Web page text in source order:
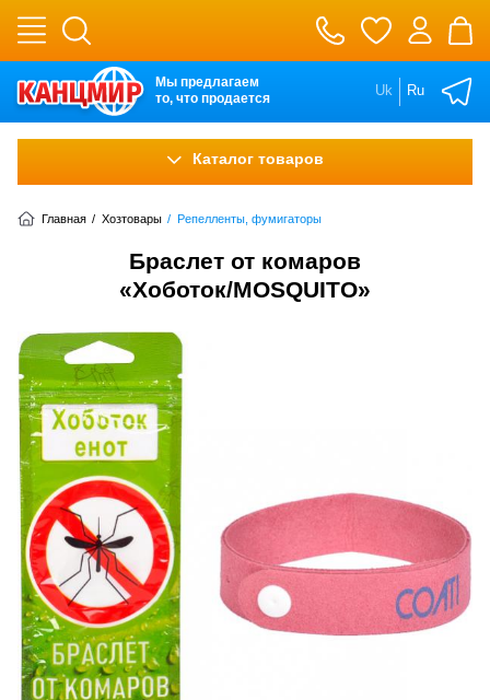
Мы предлагаем
то, что продается
Uk Ru
Каталог товаров
Главная / Хозтовары / Репелленты, фумигаторы
Браслет от комаров
«Хоботок/MOSQUITO»